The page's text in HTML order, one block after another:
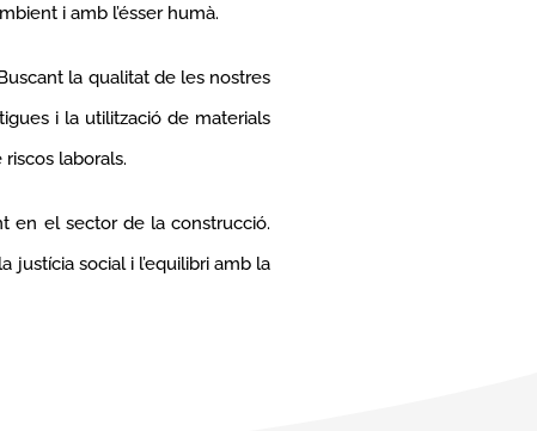
i amb l’ésser humà.
la qualitat de les nostres
i la utilització de materials
laborals.
en el sector de la construcció.
justícia social i l’equilibri amb la